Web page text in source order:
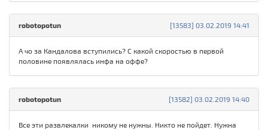
[13583] 03.02.2019 14:41
robotopotun
А чо за Кандалова вступились? С какой скоростью в первой
половине появлялась инфа на оффе?
[13582] 03.02.2019 14:40
robotopotun
Все эти развлекалки никому не нужны. Никто не пойдет. Нужна